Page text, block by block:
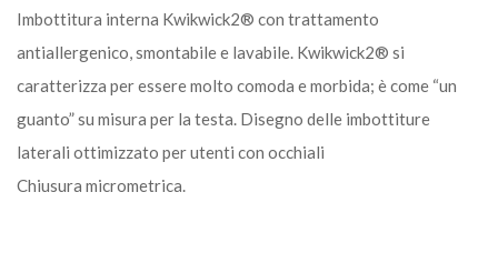
Imbottitura interna Kwikwick2® con trattamento
antiallergenico, smontabile e lavabile. Kwikwick2® si
caratterizza per essere molto comoda e morbida; è come “un
guanto” su misura per la testa. Disegno delle imbottiture
laterali ottimizzato per utenti con occhiali
Chiusura micrometrica.